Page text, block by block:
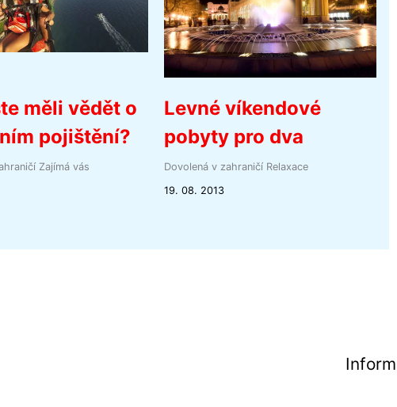
měli vědět o
pojištění?
Zajímá vás
Levné víkendové
pobyty pro dva
Dovolená v zahraničí Relaxace
19. 08. 2013